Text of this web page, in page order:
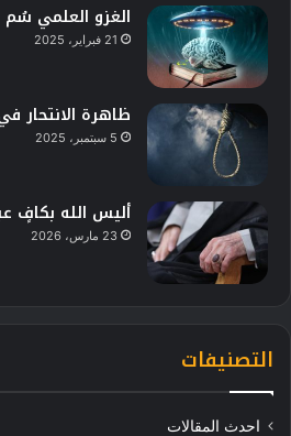
الغزو العلمي
21 فبراير، 2025
ظاهرة الانتحار
5 سبتمبر، 2025
أليس الله بكافٍ
23 مارس، 2026
التصنيفات
احدث المقالات